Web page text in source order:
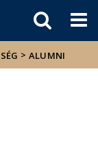
> ALUMNI